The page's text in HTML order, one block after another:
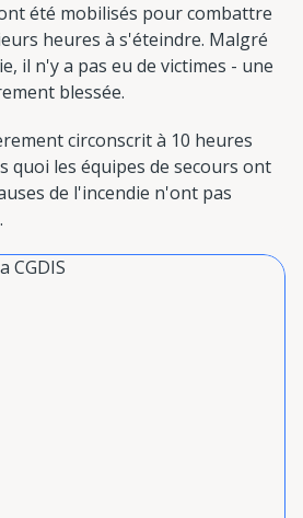
été mobilisés pour combattre
heures à s'éteindre. Malgré
il n'y a pas eu de victimes - une
blessée.
circonscrit à 10 heures
quoi les équipes de secours ont
de l'incendie n'ont pas
CGDIS